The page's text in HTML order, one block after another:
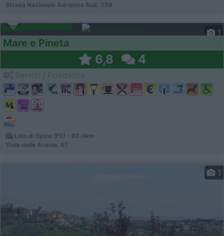
Strada Nazionale Adriatica Sud, 259
1
Mare e Pineta
6,8 4
Lido di Spina (FE) - 62.4km
Viale delle Acacie, 67
1